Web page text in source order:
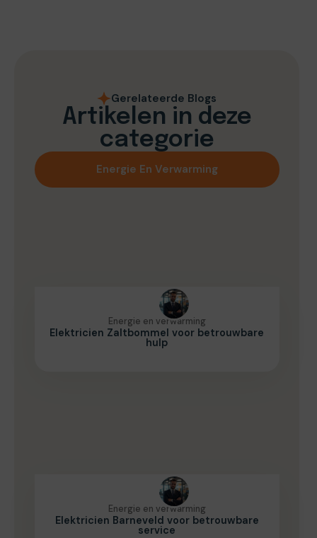
Gerelateerde Blogs
Artikelen in deze
categorie
Energie En Verwarming
Energie en verwarming
Elektricien Zaltbommel voor betrouwbare
hulp
Energie en verwarming
Elektricien Barneveld voor betrouwbare
service